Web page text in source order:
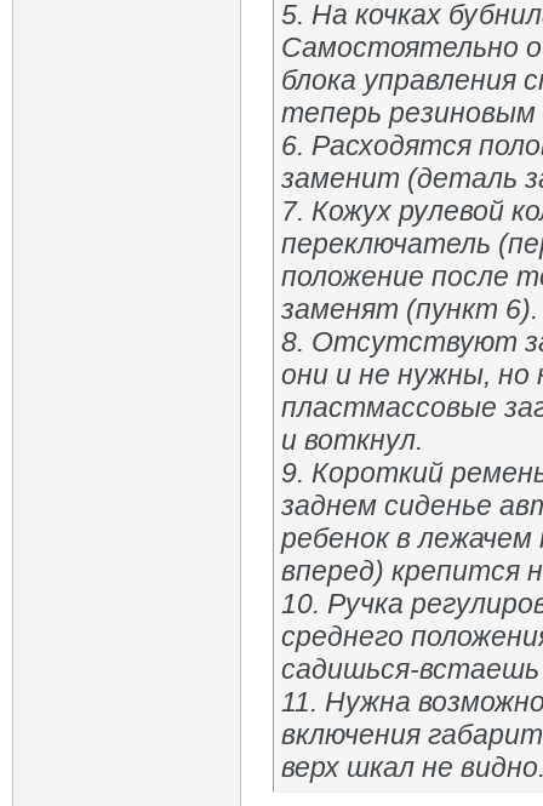
5. На кочках
Самостоятельно
блока
теперь
6. Расходятся
заменит (деталь
7. Кожух рулевой
переключатель
положение после
заменят (пункт 6).
8. Отсутствуют
они и не нужны, но
пластмассовые
и воткнул.
9. Короткий
заднем сиденье
ребенок в
вперед) крепится
10. Ручка
среднего
садишься-встаешь
11. Нужна
включения
верх шкал не